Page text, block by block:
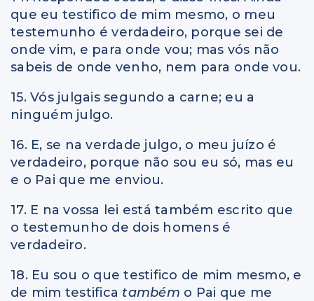
que eu testifico de mim mesmo, o meu
testemunho é verdadeiro, porque sei de
onde vim, e para onde vou; mas vós não
sabeis de onde venho, nem para onde vou.
15. Vós julgais segundo a carne; eu a
ninguém julgo.
16. E, se na verdade julgo, o meu juízo é
verdadeiro, porque não sou eu só, mas eu
e o Pai que me enviou.
17. E na vossa lei está também escrito que
o testemunho de dois homens é
verdadeiro.
18. Eu sou o que testifico de mim mesmo, e
de mim testifica também o Pai que me